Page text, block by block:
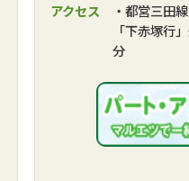
アクセス
・都営三田
「下赤塚行
分